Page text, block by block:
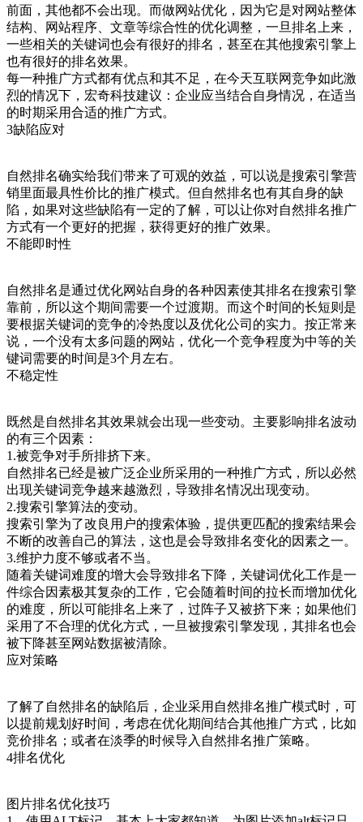
前面，其他都不会出现。而做网站优化，因为它是对网站整体
结构、网站程序、文章等综合性的优化调整，一旦排名上来，
一些相关的关键词也会有很好的排名，甚至在其他搜索引擎上
也有很好的排名效果。
每一种推广方式都有优点和其不足，在今天互联网竞争如此激
烈的情况下，宏奇科技建议：企业应当结合自身情况，在适当
的时期采用合适的推广方式。
3缺陷应对
自然排名确实给我们带来了可观的效益，可以说是搜索引擎营
销里面最具性价比的推广模式。但自然排名也有其自身的缺
陷，如果对这些缺陷有一定的了解，可以让你对自然排名推广
方式有一个更好的把握，获得更好的推广效果。
不能即时性
自然排名是通过优化网站自身的各种因素使其排名在搜索引擎
靠前，所以这个期间需要一个过渡期。而这个时间的长短则是
要根据关键词的竞争的冷热度以及优化公司的实力。按正常来
说，一个没有太多问题的网站，优化一个竞争程度为中等的关
键词需要的时间是3个月左右。
不稳定性
既然是自然排名其效果就会出现一些变动。主要影响排名波动
的有三个因素：
1.被竞争对手所排挤下来。
自然排名已经是被广泛企业所采用的一种推广方式，所以必然
出现关键词竞争越来越激烈，导致排名情况出现变动。
2.搜索引擎算法的变动。
搜索引擎为了改良用户的搜索体验，提供更匹配的搜索结果会
不断的改善自己的算法，这也是会导致排名变化的因素之一。
3.维护力度不够或者不当。
随着关键词难度的增大会导致排名下降，关键词优化工作是一
件综合因素极其复杂的工作，它会随着时间的拉长而增加优化
的难度，所以可能排名上来了，过阵子又被挤下来；如果他们
采用了不合理的优化方式，一旦被搜索引擎发现，其排名也会
被下降甚至网站数据被清除。
应对策略
了解了自然排名的缺陷后，企业采用自然排名推广模式时，可
以提前规划好时间，考虑在优化期间结合其他推广方式，比如
竞价排名；或者在淡季的时候导入自然排名推广策略。
4排名优化
图片排名优化技巧